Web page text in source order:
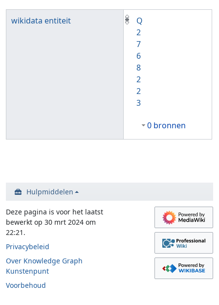
wikidata entiteit
Q
2
7
6
8
2
2
3
0 bronnen
Hulpmiddelen
Deze pagina is voor het laatst
bewerkt op 30 mrt 2024 om
22:21.
Privacybeleid
Over Knowledge Graph
Kunstenpunt
Voorbehoud